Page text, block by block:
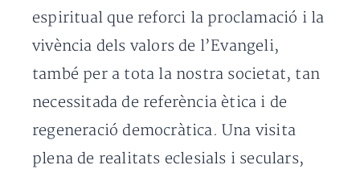
espiritual que reforci la proclamació i la
vivència dels valors de l’Evangeli,
també per a tota la nostra societat, tan
necessitada de referència ètica i de
regeneració democràtica. Una visita
plena de realitats eclesials i seculars,